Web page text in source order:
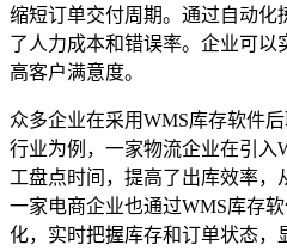
缩短订单交付周期。通过自动化
了人力成本和错误率。企业可以
高客户满意度。
众多企业在采用WMS库存软件
行业为例，一家物流企业在引入
工盘点时间，提高了出库效率，
一家电商企业也通过WMS库存
化，实时把握库存和订单状态，